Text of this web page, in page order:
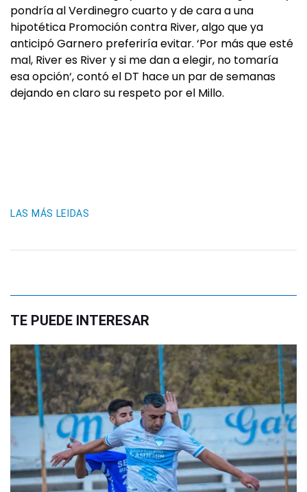
pondría al Verdinegro cuarto y de cara a una
hipotética Promoción contra River, algo que ya
anticipó Garnero preferiría evitar. ‘Por más que esté
mal, River es River y si me dan a elegir, no tomaría
esa opción‘, contó el DT hace un par de semanas
dejando en claro su respeto por el Millo.
LAS MÁS LEIDAS
TE PUEDE INTERESAR